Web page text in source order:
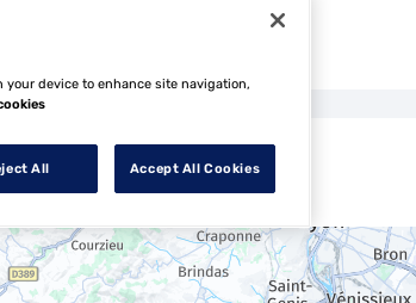
l'Exil
your device to enhance site navigation,
All Accept All Cookies